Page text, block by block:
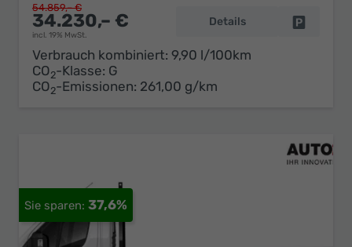
34.230,– €
incl. 19% MwSt.
54.859,– €
Details
Verbrauch kombiniert: 9,90 l/100km
CO2-Klasse: G
CO2-Emissionen: 261,00 g/km
37,6%